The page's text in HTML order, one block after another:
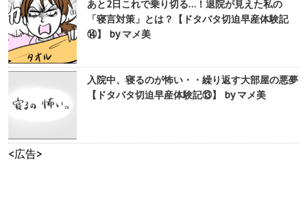
あと2日これで乗り切る…！退院が見えた私の
「寝言対策」とは？【ドタバタ切迫早産体験記
⑭】 by マメ美
入院中、寝るのが怖い・・繰り返す大部屋の悪夢
【ドタバタ切迫早産体験記⑬】 by マメ美
<広告>